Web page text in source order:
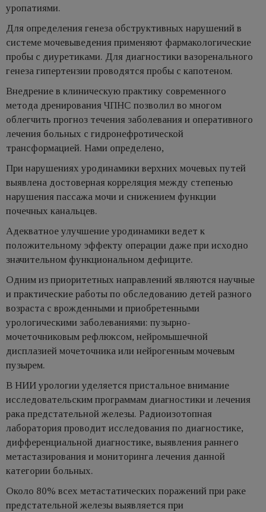
уропатиями.
Для определения генеза обструктивных нарушений в
системе мочевыведения применяют фармакологические
пробы с диуретиками. Для диагностики вазоренального
генеза гипертензии проводятся пробы с капотеном.
Внедрение в клиническую практику современного
метода дренирования ЧПНС позволил во многом
облегчить прогноз течения заболевания и оперативного
лечения больных с гидронефротической
трансформацией. Нами определено,
При нарушениях уродинамики верхних мочевых путей
выявлена достоверная корреляция между степенью
нарушения пассажа мочи и снижением функции
почечных канальцев.
Адекватное улучшение уродинамики ведет к
положительному эффекту операции даже при исходно
значительном функциональном дефиците.
Одним из приоритетных направлений являются научные
и практические работы по обследованию детей разного
возраста с врожденными и приобретенными
урологическими заболеваниями: пузырно-
мочеточниковым рефлюксом, нейромышечной
дисплазией мочеточника или нейрогенным мочевым
пузырем.
В НИИ урологии уделяется пристальное внимание
исследовательским программам диагностики и лечения
рака предстательной железы. Радиоизотопная
лаборатория проводит исследования по диагностике,
дифференциальной диагностике, выявления раннего
метастазирования и мониторинга лечения данной
категории больных.
Около 80% всех метастатических поражений при раке
предстательной железы выявляется при